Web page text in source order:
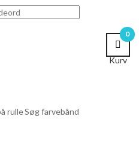
0
Kurv
rulleSøg farvebånd